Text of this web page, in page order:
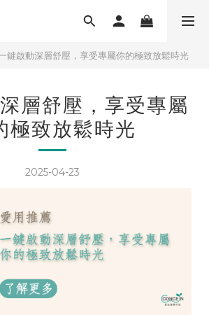
鍵啟動深層舒壓，享受專屬你的極致放鬆時光
層舒壓，享受專屬
極致放鬆時光
2025-04-23